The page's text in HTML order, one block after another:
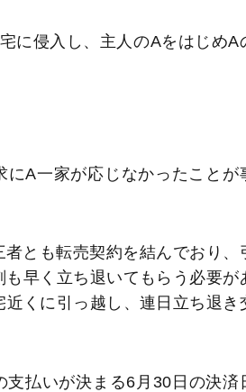
に侵入し、主人のAをはじめA
A一家が応じなかったことが
とも転売契約を結んでおり、
早く立ち退いてもらう必要が
くに引っ越し、連日立ち退き
払いが決まる6月30日の決済